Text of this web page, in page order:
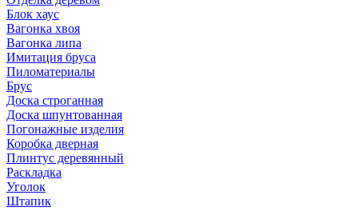
Блок хаус
Вагонка хвоя
Вагонка липа
Имитация бруса
Пиломатериалы
Брус
Доска строганная
Доска шпунтованная
Погонажные изделия
Коробка дверная
Плинтус деревянный
Раскладка
Уголок
Штапик